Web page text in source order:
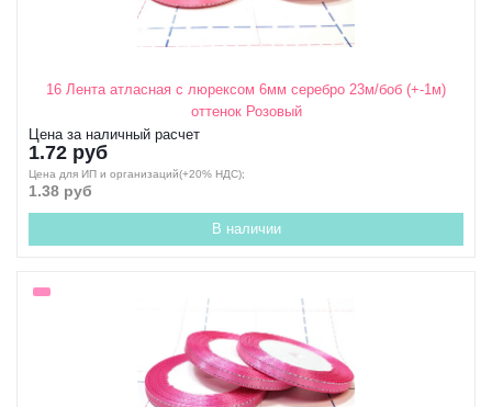
16 Лента атласная с люрексом 6мм серебро 23м/боб (+-1м)
оттенок Розовый
Цена за наличный расчет
1.72 руб
Цена для ИП и организаций(+20% НДС);
1.38 руб
В наличии